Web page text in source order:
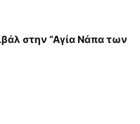
στην “Αγία Νάπα των